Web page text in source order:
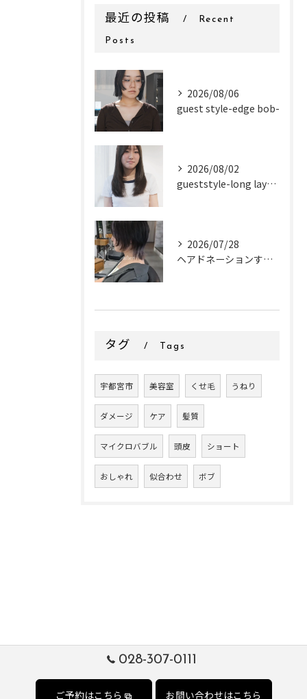
最近の投稿 Recent
Posts
2026/08/06
guest style-edge bob-
2026/08/02
gueststyle-long layer-
2026/07/28
ヘアドネーションするお客様✂
タグ Tags
宇都宮市 美容室 くせ毛 うねり
ダメージ ケア 髪質
マイクロバブル 頭皮 ショート
おしゃれ 似合わせ ボブ
028-307-0111
ご予約はこちら お問い合わせはこちら